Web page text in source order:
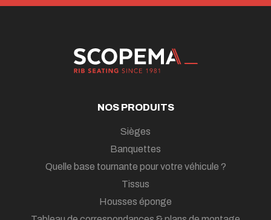
NOS PRODUITS
Sièges
Banquettes
Quelle base tournante pour votre véhicule ?
Tissus
Housses éponge